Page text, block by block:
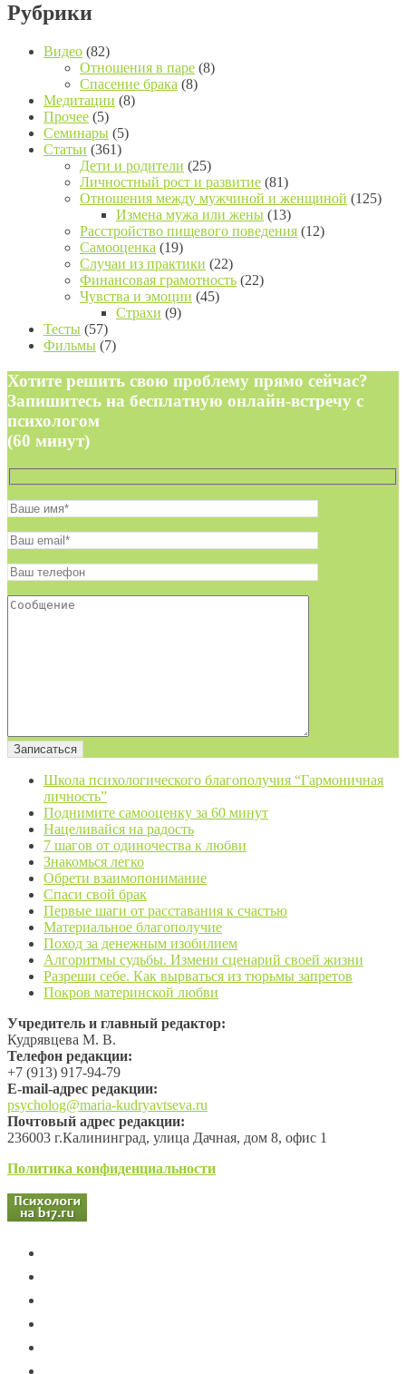
Рубрики
Видео (82)
Отношения в паре (8)
Спасение брака (8)
Медитации (8)
Прочее (5)
Семинары (5)
Статьи (361)
Дети и родители (25)
Личностный рост и развитие (81)
Отношения между мужчиной и женщиной (125)
Измена мужа или жены (13)
Расстройство пищевого поведения (12)
Самооценка (19)
Случаи из практики (22)
Финансовая грамотность (22)
Чувства и эмоции (45)
Страхи (9)
Тесты (57)
Фильмы (7)
Хотите решить свою проблему прямо сейчас?
Запишитесь на бесплатную онлайн-встречу с
психологом
(60 минут)
Школа психологического благополучия “Гармоничная
личность”
Поднимите самооценку за 60 минут
Нацеливайся на радость
7 шагов от одиночества к любви
Знакомься легко
Обрети взаимопонимание
Спаси свой брак
Первые шаги от расставания к счастью
Материальное благополучие
Поход за денежным изобилием
Алгоритмы судьбы. Измени сценарий своей жизни
Разреши себе. Как вырваться из тюрьмы запретов
Покров материнской любви
Учредитель и главный редактор:
Кудрявцева М. В.
Телефон редакции:
+7 (913) 917-94-79
Е-mail-адрес редакции:
psycholog@maria-kudryavtseva.ru
Почтовый адрес редакции:
236003 г.Калининград, улица Дачная, дом 8, офис 1
Политика конфиденциальности